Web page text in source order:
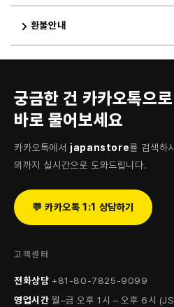
환불안내
궁금한 건 카카오톡으로
바로 물어보세요
카카오톡에서 japanstore를 검색하
의까지 실시간으로 도와드립니다.
💬 카카오톡 1:1 상담하기
고객센터
전화상담 +81-80-7825-9099
영업시간 월–금 오후 1시 – 오후 6시